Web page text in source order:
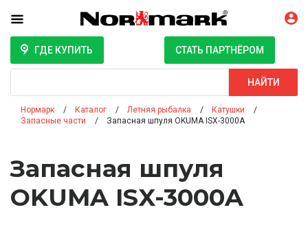
ГДЕ КУПИТЬ СТАТЬ ПАРТНЁРОМ
НАЙТИ
Нормарк Каталог Летняя рыбалка
Катушки
Запасные части
Запасная шпуля OKUMA ISX-3000A
Запасная шпуля
OKUMA ISX-3000A